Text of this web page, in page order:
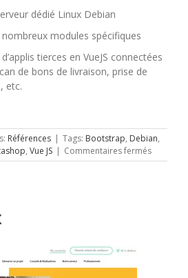
dédié Linux Debian
modules spécifiques
tierces en VueJS connectées
de bons de livraison, prise de
etc.
Références | Tags: Bootstrap, Debian,
, Vue JS | Commentaires ferméssur
Doctibike